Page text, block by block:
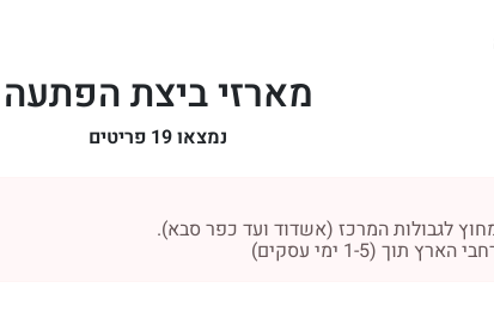
מארזי ביצת הפתעה
נמצאו19 פריטים
לגבולות המרכז (אשדוד ועד כפר סבא).
(1-5 ימי עסקים)